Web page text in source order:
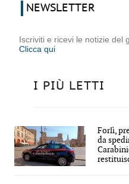
NEWSLETTER
Iscriviti e ricevi le notizie del
Clicca qui
I PIÙ LETTI
Forlì,
da